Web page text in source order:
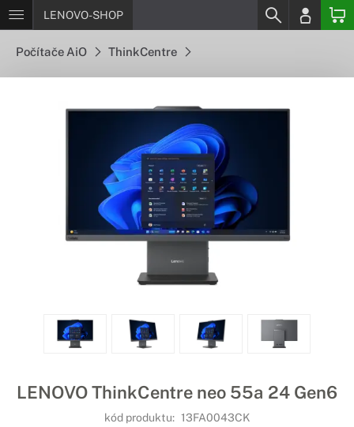
LENOVO-SHOP
Počítače AiO ThinkCentre
LENOVO ThinkCentre neo 55a 24 Gen6
kód produktu: 13FA0043CK